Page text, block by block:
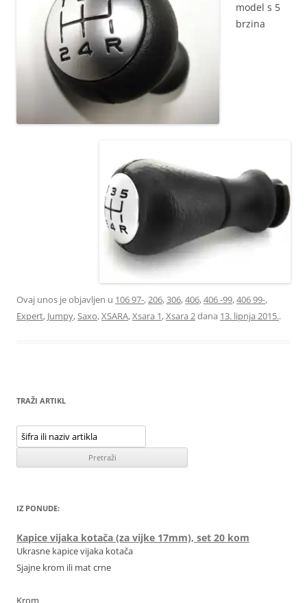
model s 5
brzina
Ovaj unos je objavljen u 106 97-,206,306,406,406 -99,406 99-,
Expert, Jumpy,Saxo,XSARA,Xsara 1,Xsara 2dana 13. lipnja 2015..
TRAŽI ARTIKL
IZ PONUDE:
Kapice vijaka kotača (za vijke 17mm), set 20 kom
Ukrasne kapice vijaka kotača
Sjajne krom ili mat crne
Krom